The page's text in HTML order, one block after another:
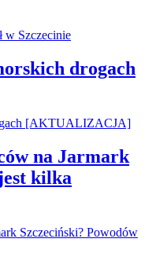
drogach
na Jarmark
kilka